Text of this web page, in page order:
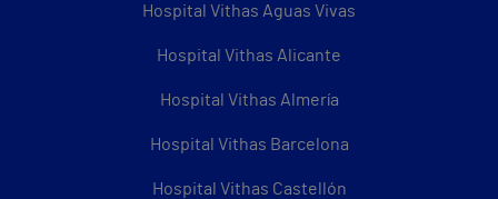
Hospital Vithas Aguas Vivas
Hospital Vithas Alicante
Hospital Vithas Almería
Hospital Vithas Barcelona
Hospital Vithas Castellón